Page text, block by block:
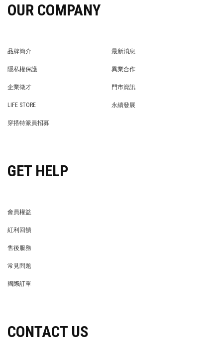
OUR COMPANY
品牌簡介
最新消息
隱私權保護
異業合作
企業徵才
門市資訊
LIFE STORE
永續發展
穿搭特派員招募
GET HELP
會員權益
紅利回饋
售後服務
常見問題
國際訂單
CONTACT US